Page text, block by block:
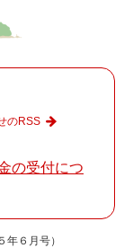
の受付につ
のRSS
年６月号）